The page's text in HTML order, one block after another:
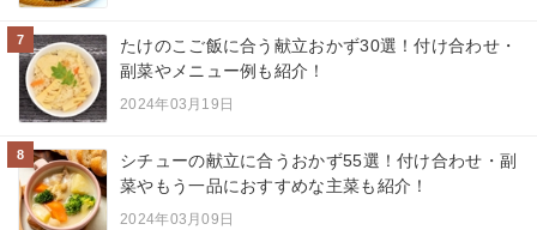
7
たけのこご飯に合う献立おかず30選！付け合わせ・
副菜やメニュー例も紹介！
2024年03月19日
8
シチューの献立に合うおかず55選！付け合わせ・副
菜やもう一品におすすめな主菜も紹介！
2024年03月09日